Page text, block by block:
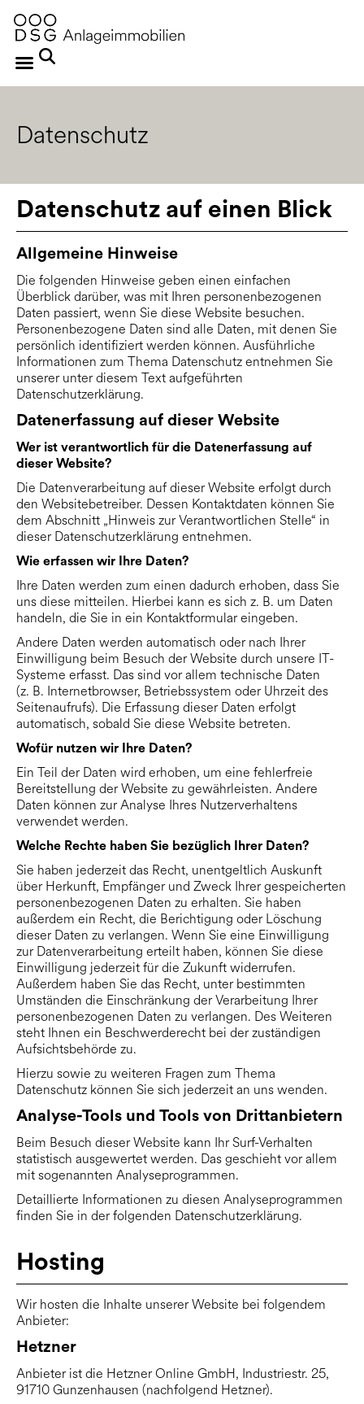
Datenschutz
Datenschutz auf einen Blick
Allgemeine Hinweise
Die folgenden Hinweise geben einen einfachen
Überblick darüber, was mit Ihren personenbezogenen
Daten passiert, wenn Sie diese Website besuchen.
Personenbezogene Daten sind alle Daten, mit denen Sie
persönlich identifiziert werden können. Ausführliche
Informationen zum Thema Datenschutz entnehmen Sie
unserer unter diesem Text aufgeführten
Datenschutzerklärung.
Datenerfassung auf dieser Website
Wer ist verantwortlich für die Datenerfassung auf
dieser Website?
Die Datenverarbeitung auf dieser Website erfolgt durch
den Websitebetreiber. Dessen Kontaktdaten können Sie
dem Abschnitt „Hinweis zur Verantwortlichen Stelle“ in
dieser Datenschutzerklärung entnehmen.
Wie erfassen wir Ihre Daten?
Ihre Daten werden zum einen dadurch erhoben, dass Sie
uns diese mitteilen. Hierbei kann es sich z. B. um Daten
handeln, die Sie in ein Kontaktformular eingeben.
Andere Daten werden automatisch oder nach Ihrer
Einwilligung beim Besuch der Website durch unsere IT-
Systeme erfasst. Das sind vor allem technische Daten
(z. B. Internetbrowser, Betriebssystem oder Uhrzeit des
Seitenaufrufs). Die Erfassung dieser Daten erfolgt
automatisch, sobald Sie diese Website betreten.
Wofür nutzen wir Ihre Daten?
Ein Teil der Daten wird erhoben, um eine fehlerfreie
Bereitstellung der Website zu gewährleisten. Andere
Daten können zur Analyse Ihres Nutzerverhaltens
verwendet werden.
Welche Rechte haben Sie bezüglich Ihrer Daten?
Sie haben jederzeit das Recht, unentgeltlich Auskunft
über Herkunft, Empfänger und Zweck Ihrer gespeicherten
personenbezogenen Daten zu erhalten. Sie haben
außerdem ein Recht, die Berichtigung oder Löschung
dieser Daten zu verlangen. Wenn Sie eine Einwilligung
zur Datenverarbeitung erteilt haben, können Sie diese
Einwilligung jederzeit für die Zukunft widerrufen.
Außerdem haben Sie das Recht, unter bestimmten
Umständen die Einschränkung der Verarbeitung Ihrer
personenbezogenen Daten zu verlangen. Des Weiteren
steht Ihnen ein Beschwerderecht bei der zuständigen
Aufsichtsbehörde zu.
Hierzu sowie zu weiteren Fragen zum Thema
Datenschutz können Sie sich jederzeit an uns wenden.
Analyse-Tools und Tools von Dritt­anbietern
Beim Besuch dieser Website kann Ihr Surf-Verhalten
statistisch ausgewertet werden. Das geschieht vor allem
mit sogenannten Analyseprogrammen.
Detaillierte Informationen zu diesen Analyseprogrammen
finden Sie in der folgenden Datenschutzerklärung.
Hosting
Wir hosten die Inhalte unserer Website bei folgendem
Anbieter:
Hetzner
Anbieter ist die Hetzner Online GmbH, Industriestr. 25,
91710 Gunzenhausen (nachfolgend Hetzner).